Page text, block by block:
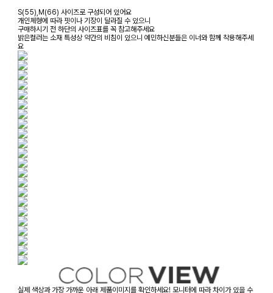
S(55),M(66) 사이즈로 구성되어 있어요
개인체형에 따라 핏이나 기장이 달라질 수 있으니
구매하시기 전 하단의 사이즈표를 꼭 참고해주세요
밝은컬러는 소재 특성상 약간의 비침이 있으니 예민하신분들은 이너와 함께 착용해주세
요
실제 색상과 가장 가까운 아래 제품이미지를 확인하세요! 모니터에 따라 차이가 있을 수